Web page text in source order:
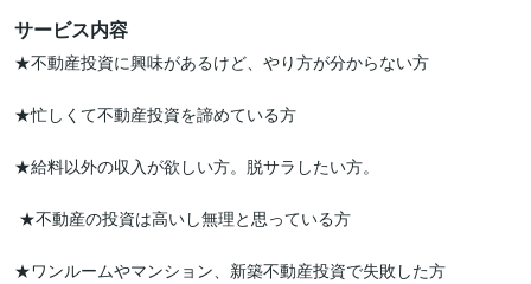
サービス内容
★不動産投資に興味があるけど、やり方が分からない方
★忙しくて不動産投資を諦めている方
★給料以外の収入が欲しい方。脱サラしたい方。
★ワンルームやマンション、新築不動産投資で失敗した方